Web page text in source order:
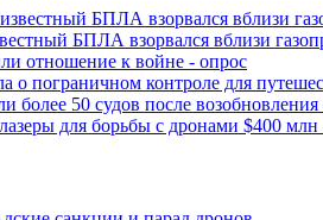
БПЛА взорвался вблизи
отношение к войне - опрос
о пограничном контроле для
более 50 судов после
для борьбы с дронами $400